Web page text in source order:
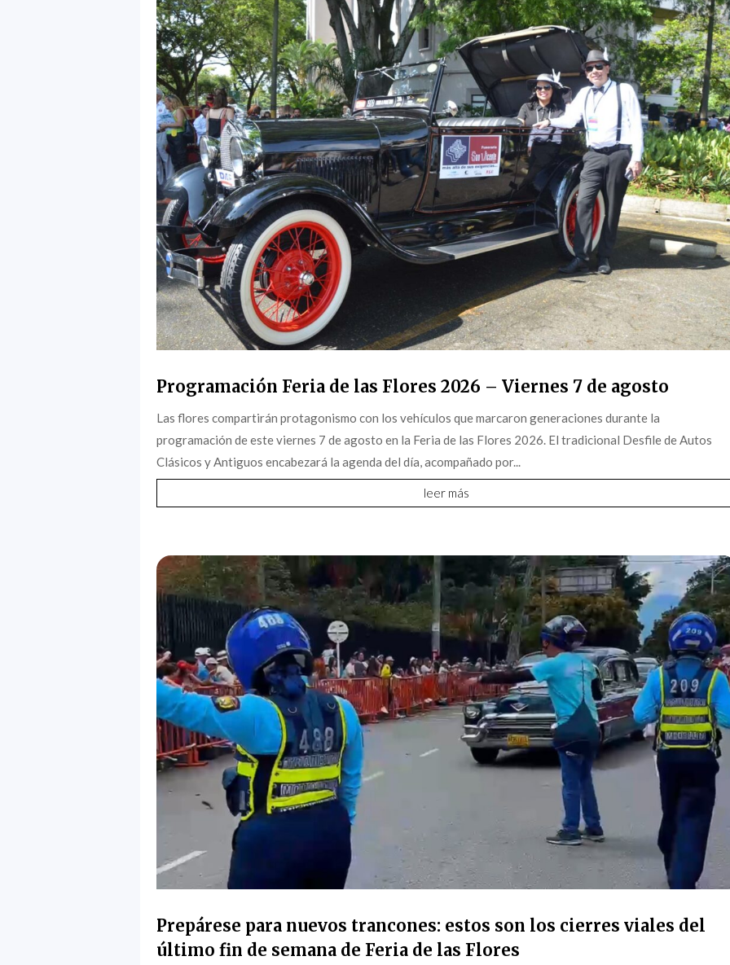
Programación Feria de las Flores 2026 – Viernes 7 de agosto
Las flores compartirán protagonismo con los vehículos que marcaron generaciones durante la
programación de este viernes 7 de agosto en la Feria de las Flores 2026. El tradicional Desfile de Autos
Clásicos y Antiguos encabezará la agenda del día, acompañado por...
leer más
Prepárese para nuevos trancones: estos son los cierres viales del
último fin de semana de Feria de las Flores